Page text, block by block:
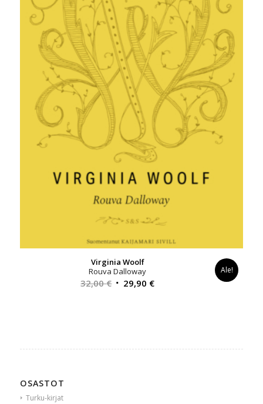
Virginia Woolf
Rouva Dalloway
32,00€ Alkuperäinen
29,90 €Nykyinen
Ale!
OSASTOT
Turku-kirjat